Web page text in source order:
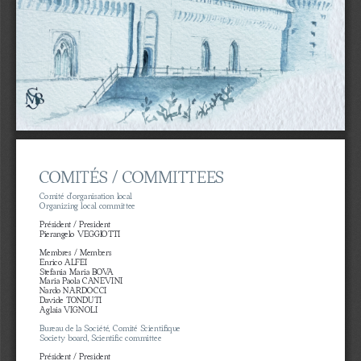
COMITÉS / COMMITTEES
Comité d’organisation local
Organizing local committee
Président / President
Pierangelo VEGGIOTTI
Membres / Members
Enrico ALFEI
Stefania Maria BOVA
Maria Paola CANEVINI
Nardo NARDOCCI
Davide TONDUTI
Aglaia VIGNOLI
Bureau de la Société, Comité Scientifique
Society board, Scientific committee
Président / President